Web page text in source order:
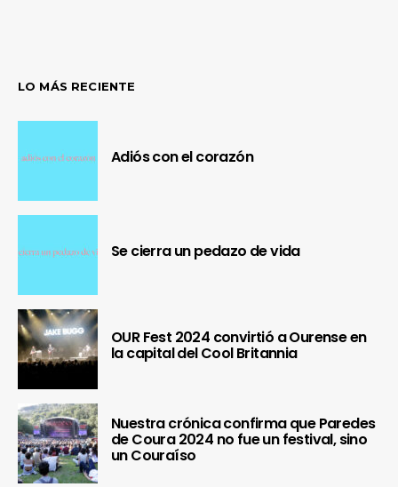
LO MÁS RECIENTE
Adiós con el corazón
Se cierra un pedazo de vida
OUR Fest 2024 convirtió a Ourense en
la capital del Cool Britannia
Nuestra crónica confirma que Paredes
de Coura 2024 no fue un festival, sino
un Couraíso